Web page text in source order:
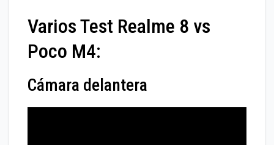
Varios Test Realme 8 vs
Poco M4:
Cámara delantera